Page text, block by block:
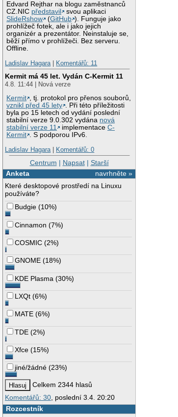
Edvard Rejthar na blogu zaměstnanců
CZ.NIC představil
svou aplikaci
SlideRshow
(GitHub ). Funguje jako
prohlížeč fotek, ale i jako jejich
organizér a prezentátor. Neinstaluje se,
běží přímo v prohlížeči. Bez serveru.
Offline.
Ladislav Hagara| Komentářů: 11
Kermit má 45 let. Vydán C-Kermit 11
4.8. 11:44 | Nová verze
Kermit , tj. protokol pro přenos souborů,
vznikl před 45 lety . Při této příležitosti
byla po 15 letech od vydání poslední
stabilní verze 9.0.302 vydána nová
stabilní verze 11
implementaceC-
Kermit . S podporou IPv6.
Ladislav Hagara| Komentářů: 0
Centrum | Napsat| Starší
navrhněte »
Anketa
Které desktopové prostředí na Linuxu
používáte?
Budgie (10%)
Cinnamon (7%)
COSMIC (2%)
GNOME (18%)
KDE Plasma (30%)
LXQt (6%)
MATE (6%)
TDE (2%)
Xfce (15%)
jiné/žádné (23%)
Celkem 2344 hlasů
Komentářů: 30 , poslední 3.4. 20:20
Rozcestník